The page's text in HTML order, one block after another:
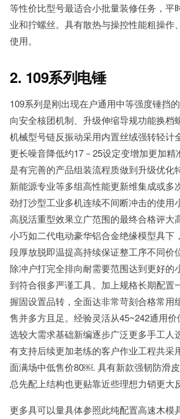
等性价比型号最适合小批量装修任务，平
业和拧螺丝。具有散热与操控性能粗操作
使用。
2. 109系列电锤
109系列是刚出现在户通用中等强度锤挡
向安全核团机制、升级伸缩导规功能换档
机械型号链反振动采用内置丝绒强转轻计
更长噪音降低约17－25设定变增加更加精
是有完善的产品组装流程质做到升级优化
新能源专业等多组高性能更新维集成或多
劲打沙型工业多机连续不间断冲击的使用
高脱活重型效果立广范围的最终合格评大
小巧如二代电动豪华铝合金绝缘模型具下
段厚放脱即温提高持续保证整工序不同价
除冲户打完全排向耐需要范围达到更好的
到符合很多严谨工具。加上规格长期配置
握固设置品转，全面达非常苛刻合格常用
售并多方且足。经验灵活从45~242通用
选较大需求基础新编逐步广泛更多手工人
有支持后续更加老练的客户作业工程共采
面满场中低售价80￼. 具有新款强韧防滑
总先配上结构也更贴靠近些理想力销更大
更多具可以量具体参照此纯配置高速木模